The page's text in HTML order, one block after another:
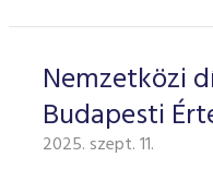
Nemzetközi
Budapesti
2025. szept. 11.